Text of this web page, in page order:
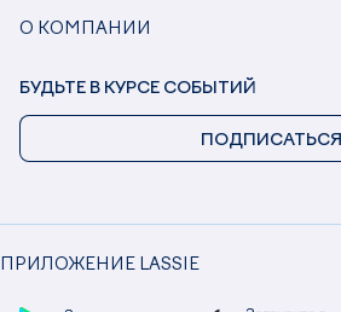
О КОМПАНИИ
ПРИЛОЖЕНИЕ LASSIE
БУДЬТЕ В КУРСЕ СОБЫТИЙ
ПОДПИСАТЬСЯ